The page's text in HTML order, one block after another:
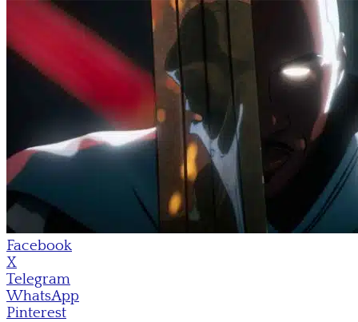
Facebook
X
Telegram
WhatsApp
Pinterest